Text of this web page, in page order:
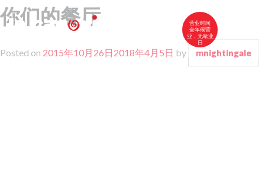
营业时间
全年候营
业，无歇业
日
EN
FR
中文
你们的餐厅
Posted on 2015年10月26日 2018年4月5日 by mnightingale